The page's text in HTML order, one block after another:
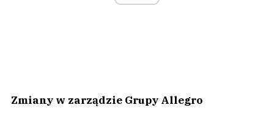
Zmiany w zarządzie Grupy Allegro